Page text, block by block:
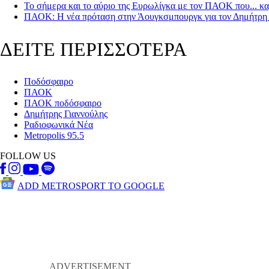
Το σήμερα και το αύριο της Ευρωλίγκα με τον ΠΑΟΚ που...
ΠΑΟΚ: Η νέα πρόταση στην Άουγκσμπουργκ για τον Δημήτρη
ΔΕΙΤΕ ΠΕΡΙΣΣΟΤΕΡΑ
Ποδόσφαιρο
ΠΑΟΚ
ΠΑΟΚ ποδόσφαιρο
Δημήτρης Γιαννούλης
Ραδιοφωνικά Νέα
Metropolis 95.5
FOLLOW US
ADD METROSPORT TO GOOGLE